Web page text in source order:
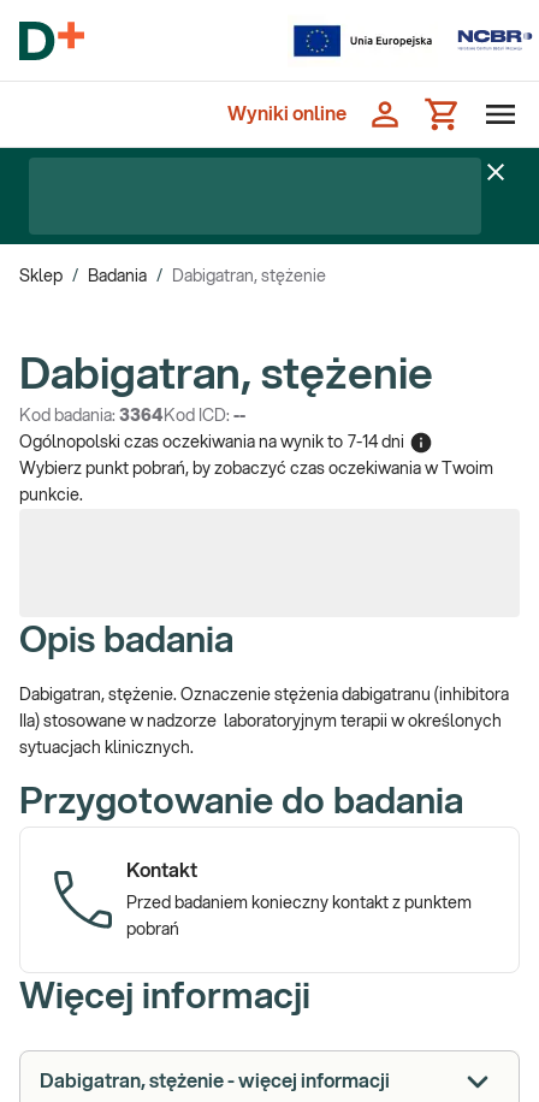
Wyniki online
Sklep / Badania / Dabigatran, stężenie
Dabigatran, stężenie
Kod badania: 3364 Kod ICD: --
Ogólnopolski czas oczekiwania na wynik to 7-14 dni
Wybierz punkt pobrań, by zobaczyć czas oczekiwania w Twoim
punkcie.
Opis badania
Dabigatran, stężenie. Oznaczenie stężenia dabigatranu (inhibitora
IIa) stosowane w nadzorze laboratoryjnym terapii w określonych
sytuacjach klinicznych.
Przygotowanie do badania
Kontakt
Przed badaniem konieczny kontakt z punktem
pobrań
Więcej informacji
Dabigatran, stężenie - więcej informacji